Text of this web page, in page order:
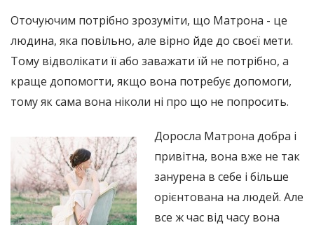
Оточуючим потрібно зрозуміти, що Матрона - це
людина, яка повільно, але вірно йде до своєї мети.
Тому відволікати її або заважати їй не потрібно, а
краще допомогти, якщо вона потребує допомоги,
тому як сама вона ніколи ні про що не попросить.
Доросла Матрона добра і
привітна, вона вже не так
занурена в себе і більше
орієнтована на людей. Але
все ж час від часу вона